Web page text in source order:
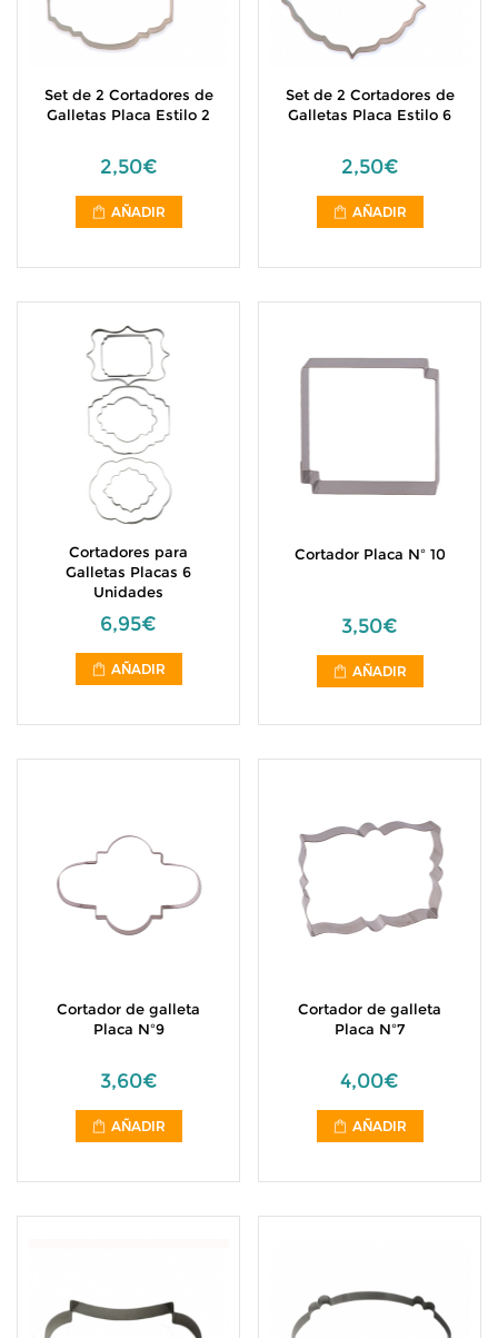
Set de 2 Cortadores de
Galletas Placa Estilo 2
2,50€
AÑADIR
Set de 2 Cortadores de
Galletas Placa Estilo 6
2,50€
AÑADIR
Cortadores para
Galletas Placas 6
Unidades
6,95€
AÑADIR
Cortador Placa Nº 10
3,50€
AÑADIR
Cortador de galleta
Placa Nº9
3,60€
AÑADIR
Cortador de galleta
Placa Nº7
4,00€
AÑADIR